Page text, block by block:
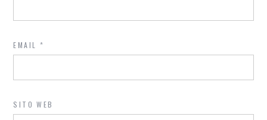
EMAIL *
SITO WEB